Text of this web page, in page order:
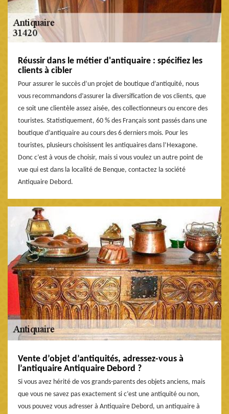
Réussir dans le métier d'antiquaire : spécifiez les
clients à cibler
Pour assurer le succès d’un projet de boutique d’antiquité, nous
vous recommandons d’assurer la diversification de vos clients, que
ce soit une clientèle assez aisée, des collectionneurs ou encore des
touristes. Statistiquement, 60 % des Français sont passés dans une
boutique d’antiquaire au cours des 6 derniers mois. Pour les
touristes, plusieurs choisissent les antiquaires dans l’Hexagone.
Donc c’est à vous de choisir, mais si vous voulez un autre point de
vue qui est dans la localité de Benque, contactez la société
Antiquaire Debord.
Vente d’objet d’antiquités, adressez-vous à
l’antiquaire Antiquaire Debord ?
Si vous avez hérité de vos grands-parents des objets anciens, mais
que vous ne savez pas exactement si c’est une antiquité ou non,
vous pouvez vous adresser à Antiquaire Debord, un antiquaire à